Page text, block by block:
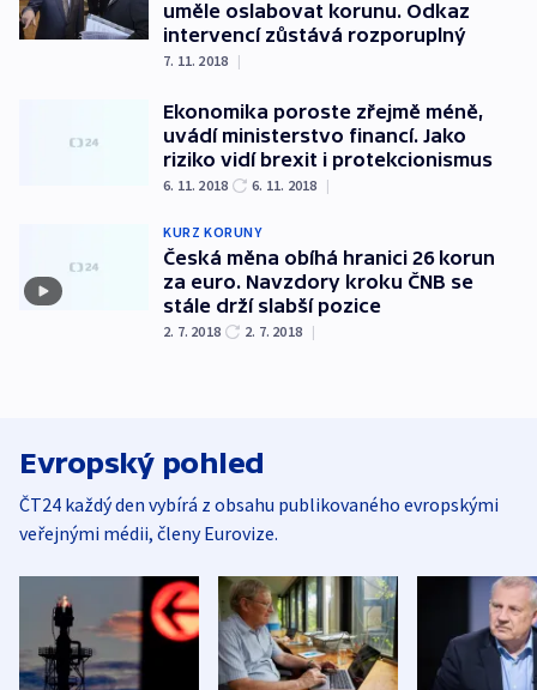
uměle oslabovat korunu. Odkaz
intervencí zůstává rozporuplný
7. 11. 2018 |
Ekonomika poroste zřejmě méně,
uvádí ministerstvo financí. Jako
riziko vidí brexit i protekcionismus
6. 11. 2018 6. 11. 2018 |
KURZ KORUNY
Česká měna obíhá hranici 26 korun
za euro. Navzdory kroku ČNB se
stále drží slabší pozice
2. 7. 2018 2. 7. 2018 |
Evropský pohled
ČT24 každý den vybírá z obsahu publikovaného evropskými
veřejnými médii, členy Eurovize.